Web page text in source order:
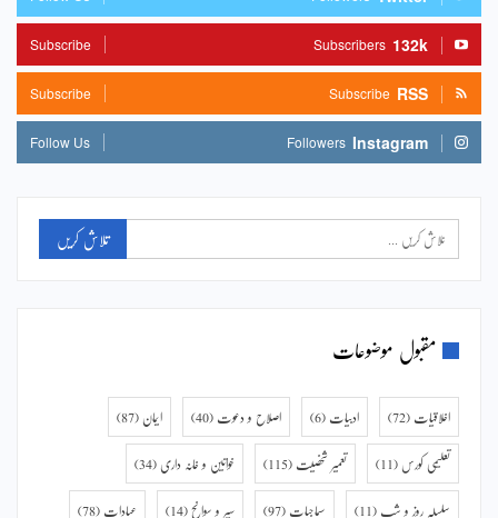
132k
Subscribers
Subscribe
RSS
Subscribe
Subscribe
Instagram
Followers
Follow Us
مقبول موضوعات
اخلاقیات (72) ادبیات (6) اصلاح و دعوت (40) ایمان (87)
تعلیمی کورس (11) تعمیر شخصیت (115) خواتین و خانہ داری (34)
سلسلہ روز و شب (11) سماجیات (97) سیر و سوانح (14) عبادات (78)